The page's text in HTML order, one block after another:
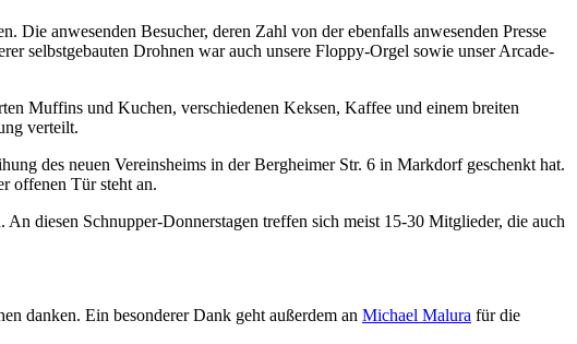
anwesenden Besucher, deren Zahl von der ebenfalls anwesenden Presse
selbstgebauten Drohnen war auch unsere Floppy-Orgel sowie unser Arcade-
Muffins und Kuchen, verschiedenen Keksen, Kaffee und einem breiten
verteilt.
des neuen Vereinsheims in der Bergheimer Str. 6 in Markdorf geschenkt hat.
offenen Tür steht an.
diesen Schnupper-Donnerstagen treffen sich meist 15-30 Mitglieder, die auch
danken. Ein besonderer Dank geht außerdem an Michael Malura für die